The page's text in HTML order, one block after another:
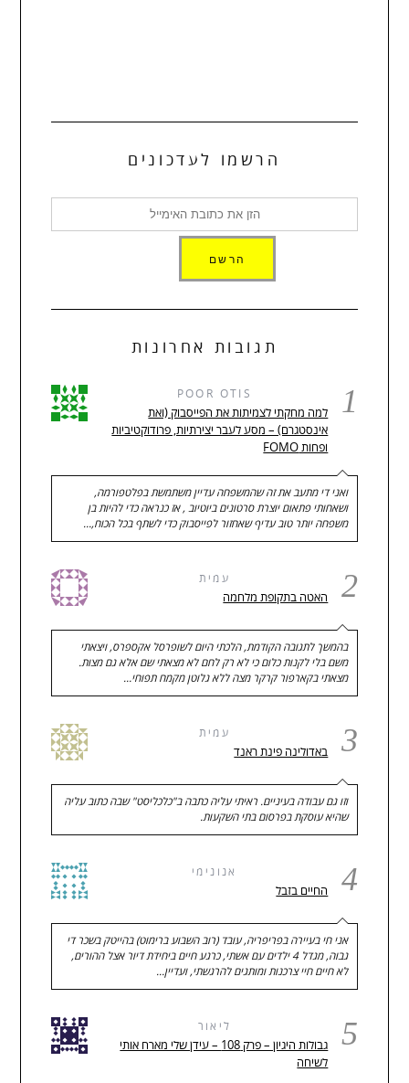
הרשמו לעדכונים
תגובות אחרונות
1
POOR OTIS
למה מחקתי לצמיתות את הפייסבוק (ואת
אינסטגרם) – מסע לעבר יצירתיות, פרודוקטיביות
ופחות FOMO
ואני די מתעב את זה שהמשפחה עדיין משתמשת בפלטפורמה,
ושאחותי פתאום יוצרת סרטונים ביוטיוב , אז כנראה כדי להיות בן
משפחה יותר טוב עדיף שאחזור לפייסבוק כדי לשתף בכל הכוח,…
2 עמית
האטה בתקופת מלחמה
בהמשך לתגובה הקודמת, הלכתי היום לשופרסל אקספרס, ויצאתי
משם בלי לקנות כלום כי לא רק לחם לא מצאתי שם אלא גם מצות.
מצאתי בקארפור קרקר מצה ללא גלוטן מקמח תפוחי…
3 עמית
באדולינה פינת ראנד
וזו גם עבודה בעיניים. ראיתי עליה כתבה ב"כלכליסט" שבה כתוב עליה
שהיא עוסקת בפרסום בתי השקעות.
4 אנונימי
החיים בזבל
אני חי בעיירה בפריפריה, עובד (רוב השבוע ברימוט) בהייטק בשכר די
גבוה, מגדל 4 ילדים עם אשתי, כרגע חיים ביחידת דיור אצל ההורים,
לא חיים חיי צרכנות ומותגים להרגשתי, ועדיין…
5 ליאור
גבולות היגיון – פרק 108 – עידן שלי מארח אותי
לשיחה